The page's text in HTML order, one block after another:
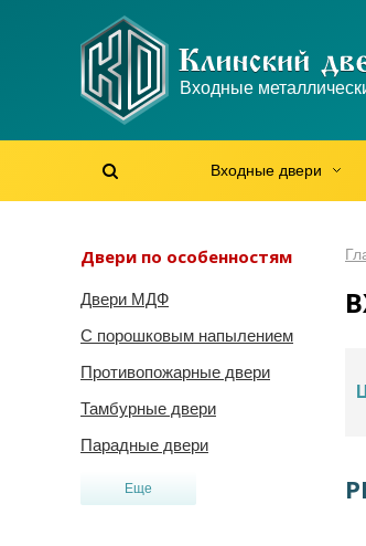
Входные
Входные двери
Двери по особенностям
Двери МДФ
С порошковым напылением
Противопожарные двери
Тамбурные двери
Парадные двери
Еще
Max
Мы онлайн!
WhatsApp
Мы онлайн!
Telegram
Мы онлайн!
Max
Мы онлайн!
WhatsApp
Мы онлайн!